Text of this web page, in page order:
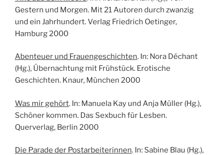
Gestern und Morgen. Mit 21 Autoren durch zwanzig
und ein Jahrhundert. Verlag Friedrich Oetinger,
Hamburg 2000
Abenteuer und Frauengeschichten. In: Nora Déchant
(Hg.), Übernachtung mit Frühstück. Erotische
Geschichten. Knaur, München 2000
Was mir gehört. In: Manuela Kay und Anja Müller (Hg.),
Schöner kommen. Das Sexbuch für Lesben.
Querverlag, Berlin 2000
Die Parade der Postarbeiterinnen. In: Sabine Blau (Hg.),